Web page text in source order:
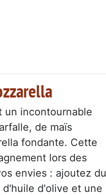
un incontournable
de maïs
fondante. Cette
lors des
envies : ajoutez du
d'olive et une